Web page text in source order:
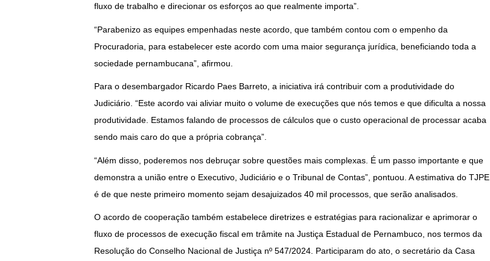
fluxo de trabalho e direcionar os esforços ao que realmente importa”.
“Parabenizo as equipes empenhadas neste acordo, que também contou com o empenho da
Procuradoria, para estabelecer este acordo com uma maior segurança jurídica, beneficiando toda a
sociedade pernambucana”, afirmou.
Para o desembargador Ricardo Paes Barreto, a iniciativa irá contribuir com a produtividade do
Judiciário. “Este acordo vai aliviar muito o volume de execuções que nós temos e que dificulta a nossa
produtividade. Estamos falando de processos de cálculos que o custo operacional de processar acaba
sendo mais caro do que a própria cobrança”.
“Além disso, poderemos nos debruçar sobre questões mais complexas. É um passo importante e que
demonstra a união entre o Executivo, Judiciário e o Tribunal de Contas”, pontuou. A estimativa do TJPE
é de que neste primeiro momento sejam desajuizados 40 mil processos, que serão analisados.
O acordo de cooperação também estabelece diretrizes e estratégias para racionalizar e aprimorar o
fluxo de processos de execução fiscal em trâmite na Justiça Estadual de Pernambuco, nos termos da
Resolução do Conselho Nacional de Justiça nº 547/2024. Participaram do ato, o secretário da Casa